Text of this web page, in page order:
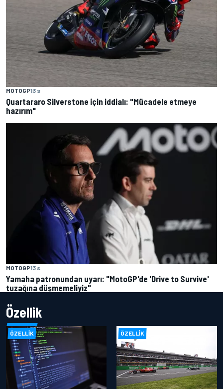
MOTOGP13 s
Quartararo Silverstone için iddialı: "Mücadele etmeye
hazırım"
MOTOGP13 s
Yamaha patronundan uyarı: "MotoGP'de 'Drive to Survive'
tuzağına düşmemeliyiz"
Özellik
ÖZELLIK ÖZELLIK